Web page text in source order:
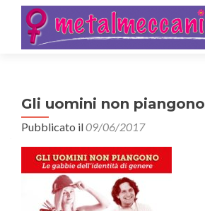
Gli uomini non piangono
Pubblicato il09/06/2017